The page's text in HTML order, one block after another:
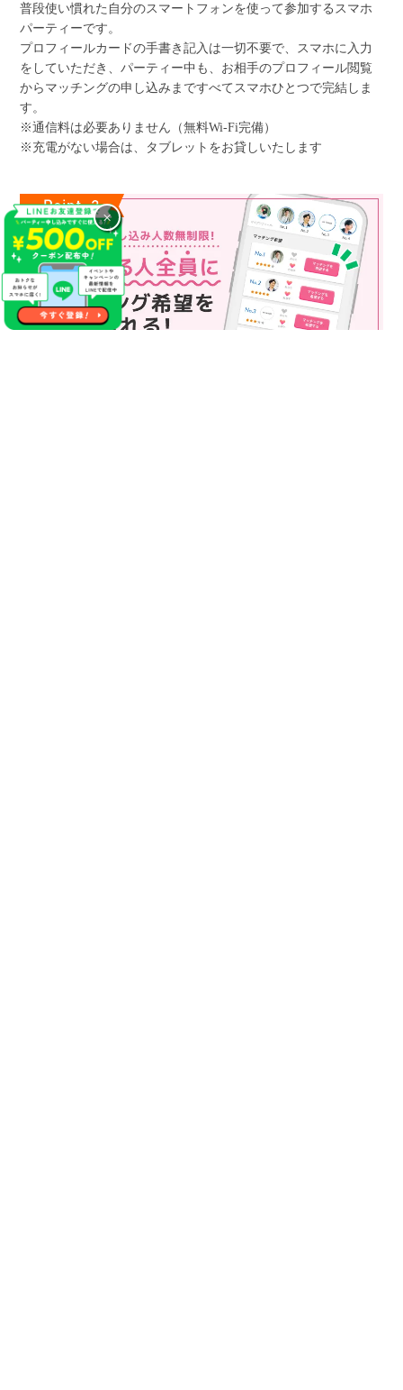
普段使い慣れた自分のスマートフォンを使って参加するスマホ
パーティーです。
プロフィールカードの手書き記入は一切不要で、スマホに入力
をしていただき、パーティー中も、お相手のプロフィール閲覧
からマッチングの申し込みまですべてスマホひとつで完結しま
す。
※通信料は必要ありません（無料Wi-Fi完備）
※充電がない場合は、タブレットをお貸しいたします
×